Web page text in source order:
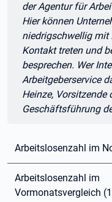
der Agentur für
Hier können
niedrigschwellig mit
Kontakt treten und
besprechen. Wer
Arbeitgeberservice
Heinze, Vorsitzende
Geschäftsführung
Arbeitslosenzahl im
Arbeitslosenzahl im
Vormonatsvergleich